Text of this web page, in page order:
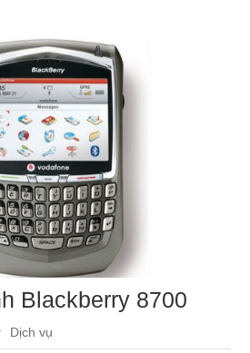
Blackberry 8700
Dịch vụ